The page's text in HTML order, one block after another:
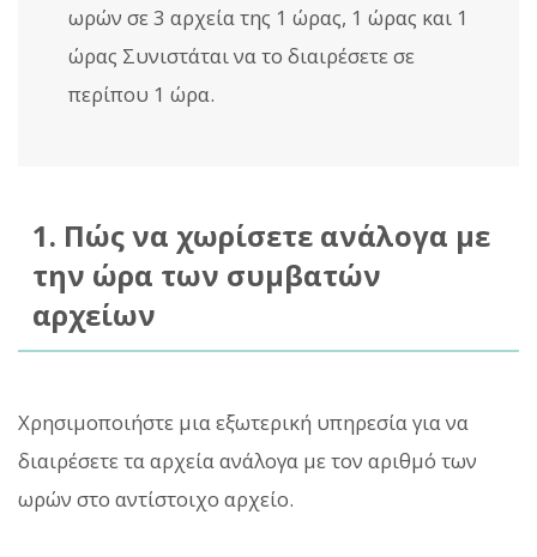
ωρών σε 3 αρχεία της 1 ώρας, 1 ώρας και 1
ώρας Συνιστάται να το διαιρέσετε σε
περίπου 1 ώρα.
1. Πώς να χωρίσετε ανάλογα με
την ώρα των συμβατών
αρχείων
Χρησιμοποιήστε μια εξωτερική υπηρεσία για να
διαιρέσετε τα αρχεία ανάλογα με τον αριθμό των
ωρών στο αντίστοιχο αρχείο.